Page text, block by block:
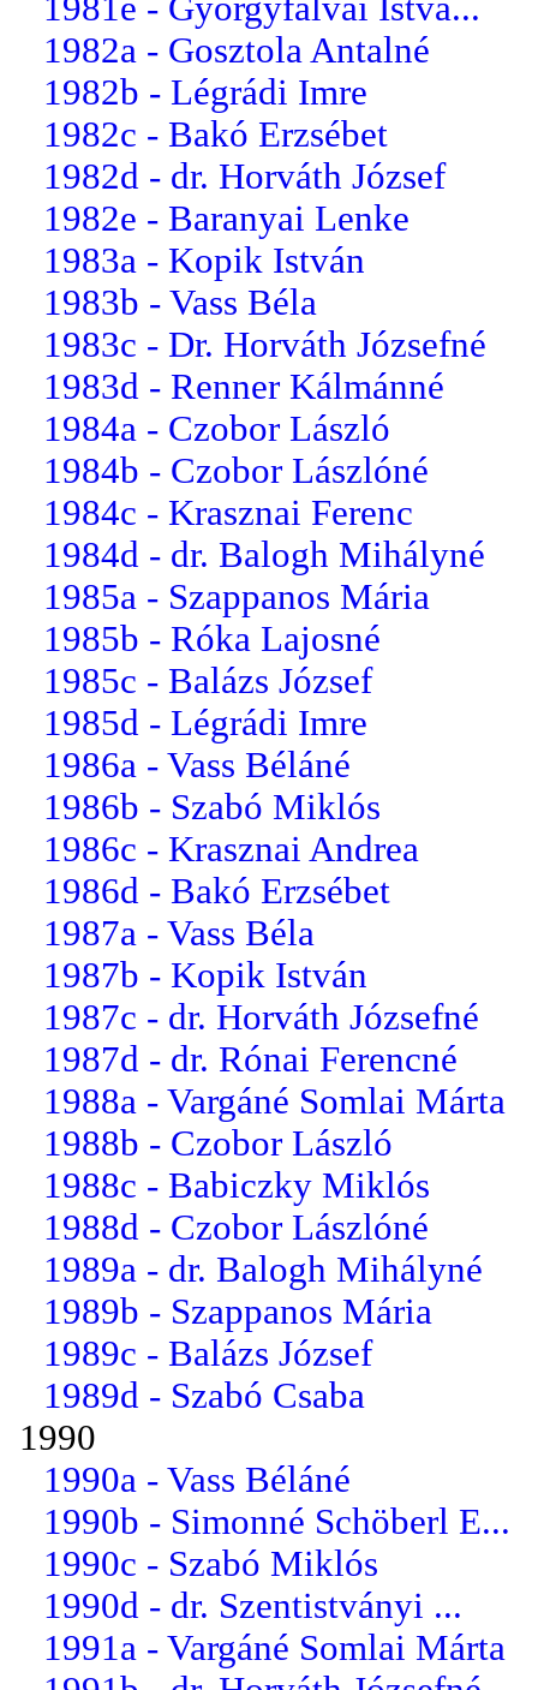
1982a - Gosztola Antalné
1982b - Légrádi Imre
1982c - Bakó Erzsébet
1982d - dr. Horváth József
1982e - Baranyai Lenke
1983a - Kopik István
1983b - Vass Béla
1983c - Dr. Horváth Józsefné
1983d - Renner Kálmánné
1984a - Czobor László
1984b - Czobor Lászlóné
1984c - Krasznai Ferenc
1984d - dr. Balogh Mihályné
1985a - Szappanos Mária
1985b - Róka Lajosné
1985c - Balázs József
1985d - Légrádi Imre
1986a - Vass Béláné
1986b - Szabó Miklós
1986c - Krasznai Andrea
1986d - Bakó Erzsébet
1987a - Vass Béla
1987b - Kopik István
1987c - dr. Horváth Józsefné
1987d - dr. Rónai Ferencné
1988a - Vargáné Somlai Márta
1988b - Czobor László
1988c - Babiczky Miklós
1988d - Czobor Lászlóné
1989a - dr. Balogh Mihályné
1989b - Szappanos Mária
1989c - Balázs József
1989d - Szabó Csaba
1990
1990a - Vass Béláné
1990b - Simonné Schöberl E...
1990c - Szabó Miklós
1990d - dr. Szentistványi ...
1991a - Vargáné Somlai Márta